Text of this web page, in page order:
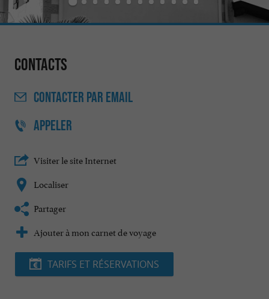
Contacts
CONTACTER PAR EMAIL
APPELER
Visiter le site Internet
Localiser
Partager
Ajouter à mon carnet de voyage
TARIFS ET RÉSERVATIONS